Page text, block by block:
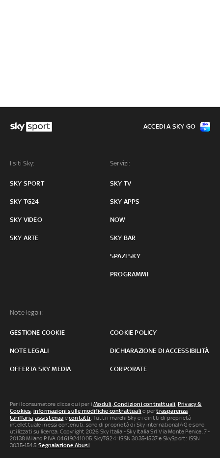
I siti Sky:
SKY SPORT
SKY TG24
SKY VIDEO
SKY ARTE
Servizi:
SKY TV
SKY APPS
NOW
SKY BAR
SPAZI SKY
PROGRAMMI
Note legali:
GESTIONE COOKIE COOKIE POLICY
NOTE LEGALI DICHIARAZIONE DI ACCESSIBILITÀ
OFFERTA SKY MEDIA CORPORATE
ACCEDI A SKY GO
Per il consumatore clicca qui per iModuli, Condizioni contrattuali Privacy &
Cookies informazioni sulle modifiche contrattuali o pertrasparenza
tariffaria ,assistenza econtatti . Tutti i marchi Sky e i diritti di proprietà
intellettuale in essi contenuti, sono di proprietà di Sky international AG e sono
utilizzati su licenza. Copyright 2026 Sky Italia - Sky Italia Srl Via Monte Penice, 7 -
20138 Milano P.IVA 04619241005. SkyTG24: ISSN 3035-1537 e SkySport: ISSN
3035-1545.Segnalazione Abusi